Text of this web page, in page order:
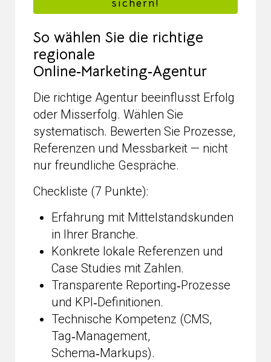
sichern!
So wählen Sie die richtige
regionale
Online‑Marketing‑Agentur
Die richtige Agentur beeinflusst Erfolg
oder Misserfolg. Wählen Sie
systematisch. Bewerten Sie Prozesse,
Referenzen und Messbarkeit — nicht
nur freundliche Gespräche.
Checkliste (7 Punkte):
Erfahrung mit Mittelstandskunden
in Ihrer Branche.
Konkrete lokale Referenzen und
Case Studies mit Zahlen.
Transparente Reporting‑Prozesse
und KPI‑Definitionen.
Technische Kompetenz (CMS,
Tag‑Management,
Schema‑Markups).